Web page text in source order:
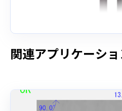
関連アプリケーシ